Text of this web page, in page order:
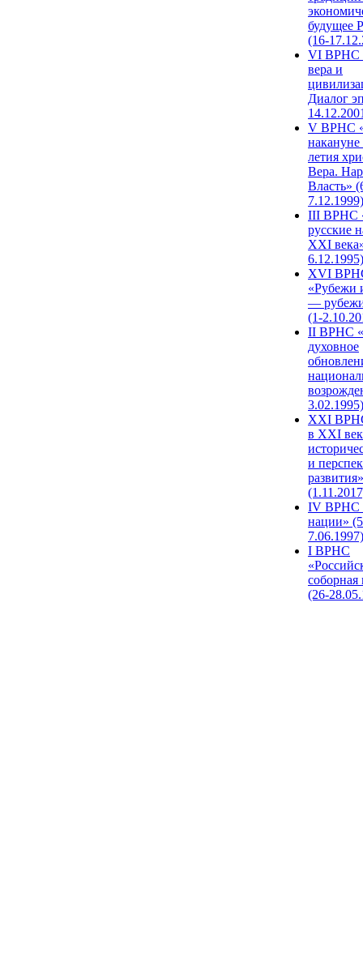
будущее
(16-
VI ВРНС
вера и
Диалог
V ВРНС
накануне
летия
Вера.
Власть»
7.12.1999)
III ВРНС
русские
XXI
6.12.1995)
XVI
«Рубежи
—
(1-
II ВРНС
духовное
3.02.1995)
XХI
в XXI
и
развития»
IV ВРНС
нации»
7.06.1997)
I ВРНС
(26-